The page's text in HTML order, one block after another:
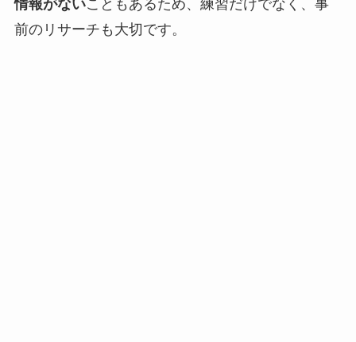
情報がないこともあるため、練習だけでなく、事
前のリサーチも大切です。